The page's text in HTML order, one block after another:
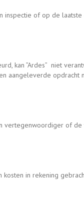
of op de
kan ”Ardes” niet
aangeleverde opdracht
vertegenwoordiger of
kosten in rekening